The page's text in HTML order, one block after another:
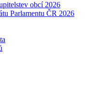
obcí 2026
Parlamentu ČR 2026